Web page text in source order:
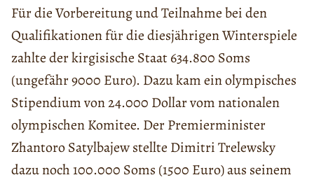
Für die Vorbereitung und Teilnahme bei den
Qualifikationen für die diesjährigen Winterspiele
zahlte der kirgisische Staat 634.800 Soms
(ungefähr 9000 Euro). Dazu kam ein olympisches
Stipendium von 24.000 Dollar vom nationalen
olympischen Komitee. Der Premierminister
Zhantoro Satylbajew stellte Dimitri Trelewsky
dazu noch 100.000 Soms (1500 Euro) aus seinem